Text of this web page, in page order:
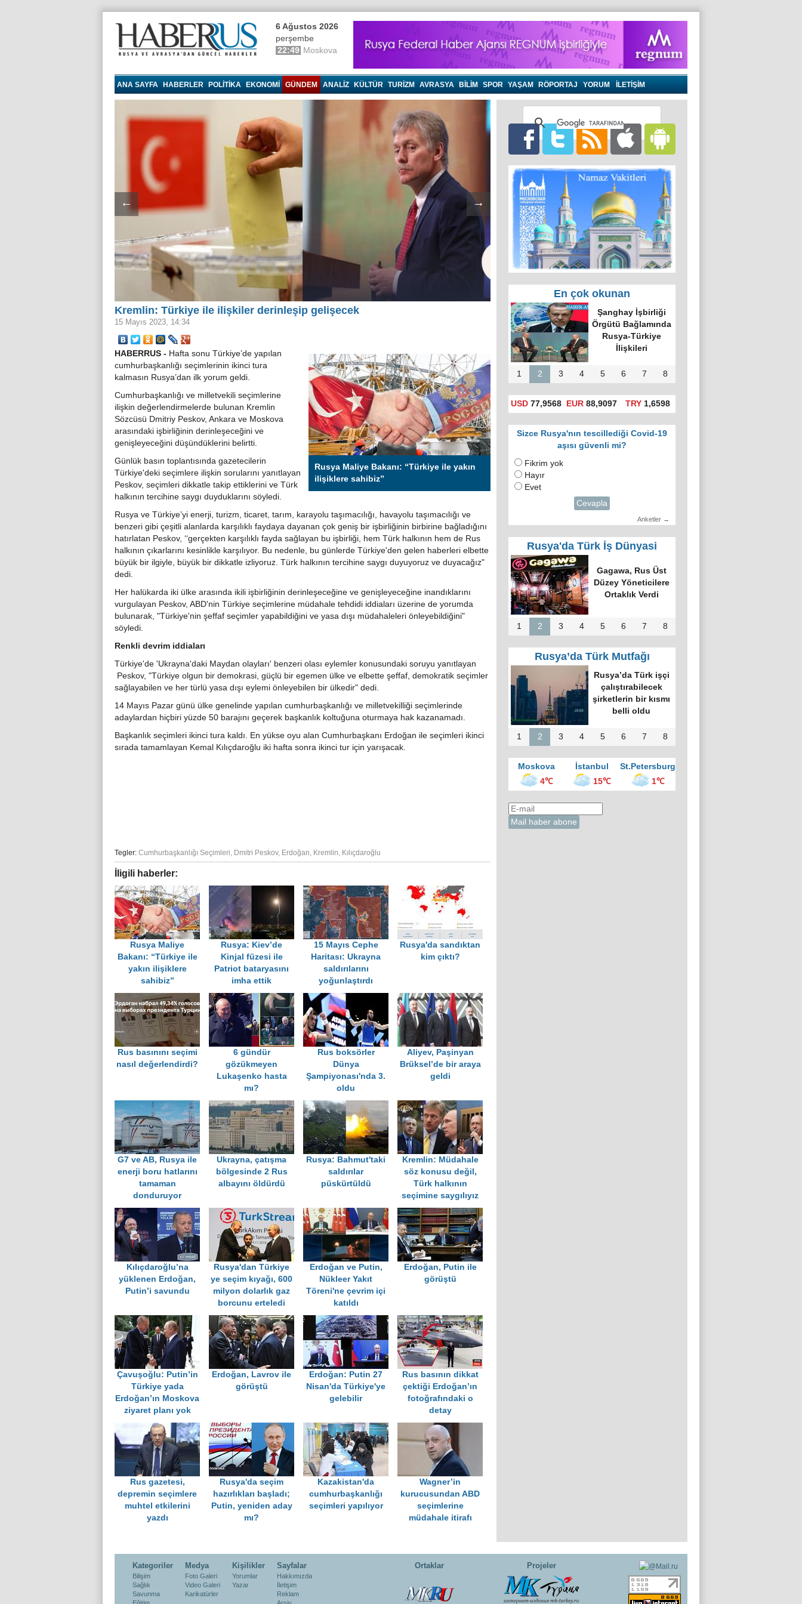
6 Ağustos 2026
perşembe
22:49 Moskova
ANA SAYFA HABERLER POLITIKA EKONOMI GÜNDEM ANALIZ KÜLTÜR TURIZM AVRASYA BILIM SPOR YAŞAM RÖPORTAJ YORUM İLETİŞİM
← →
Kremlin: Türkiye ile ilişkiler derinleşip gelişecek
15 Mayıs 2023, 14:34
Rusya Maliye Bakanı: “Türkiye ile yakın
ilişiklere sahibiz”
HABERRUS - Hafta sonu Türkiye’de yapılan
cumhurbaşkanlığı seçimlerinin ikinci tura
kalmasın Rusya’dan ilk yorum geldi.
Cumhurbaşkanlığı ve milletvekili seçimlerine
ilişkin değerlendirmelerde bulunan Kremlin
Sözcüsü Dmitriy Peskov, Ankara ve Moskova
arasındaki işbirliğinin derinleşeceğini ve
genişleyeceğini düşündüklerini belirtti.
Günlük basın toplantısında gazetecilerin
Türkiye'deki seçimlere ilişkin sorularını yanıtlayan
Peskov, seçimleri dikkatle takip ettiklerini ve Türk
halkının tercihine saygı duyduklarını söyledi.
Rusya ve Türkiye’yi enerji, turizm, ticaret, tarım, karayolu taşımacılığı, havayolu taşımacılığı ve
benzeri gibi çeşitli alanlarda karşılıklı faydaya dayanan çok geniş bir işbirliğinin birbirine bağladığını
hatırlatan Peskov, ‘‘gerçekten karşılıklı fayda sağlayan bu işbirliği, hem Türk halkının hem de Rus
halkının çıkarlarını kesinlikle karşılıyor. Bu nedenle, bu günlerde Türkiye'den gelen haberleri elbette
büyük bir ilgiyle, büyük bir dikkatle izliyoruz. Türk halkının tercihine saygı duyuyoruz ve duyacağız"
dedi.
Her halükarda iki ülke arasında ikili işbirliğinin derinleşeceğine ve genişleyeceğine inandıklarını
vurgulayan Peskov, ABD'nin Türkiye seçimlerine müdahale tehdidi iddiaları üzerine de yorumda
bulunarak, "Türkiye'nin şeffaf seçimler yapabildiğini ve yasa dışı müdahaleleri önleyebildiğini"
söyledi.
Renkli devrim iddiaları
Türkiye'de 'Ukrayna'daki Maydan olayları' benzeri olası eylemler konusundaki soruyu yanıtlayan
Peskov, "Türkiye olgun bir demokrasi, güçlü bir egemen ülke ve elbette şeffaf, demokratik seçimler
sağlayabilen ve her türlü yasa dışı eylemi önleyebilen bir ülkedir" dedi.
14 Mayıs Pazar günü ülke genelinde yapılan cumhurbaşkanlığı ve milletvekilliği seçimlerinde
adaylardan hiçbiri yüzde 50 barajını geçerek başkanlık koltuğuna oturmaya hak kazanamadı.
Başkanlık seçimleri ikinci tura kaldı. En yükse oyu alan Cumhurbaşkanı Erdoğan ile seçimleri ikinci
sırada tamamlayan Kemal Kılıçdaroğlu iki hafta sonra ikinci tur için yarışacak.
Tegler: Cumhurbaşkanlığı Seçimleri, Dmitri Peskov, Erdoğan, Kremlin, Kılıçdaroğlu
İligili haberler:
Rusya Maliye
Bakanı: “Türkiye ile
yakın ilişiklere
sahibiz”
Rusya: Kiev’de
Kinjal füzesi ile
Patriot bataryasını
imha ettik
15 Mayıs Cephe
Haritası: Ukrayna
saldırılarını
yoğunlaştırdı
Rusya'da sandıktan
kim çıktı?
Rus basınını seçimi
nasıl değerlendirdi?
6 gündür
gözükmeyen
Lukaşenko hasta
mı?
Rus boksörler
Dünya
Şampiyonası'nda 3.
oldu
Aliyev, Paşinyan
Brüksel’de bir araya
geldi
G7 ve AB, Rusya ile
enerji boru hatlarını
tamaman
donduruyor
Ukrayna, çatışma
bölgesinde 2 Rus
albayını öldürdü
Rusya: Bahmut'taki
saldırılar
püskürtüldü
Kremlin: Müdahale
söz konusu değil,
Türk halkının
seçimine saygılıyız
Kılıçdaroğlu’na
yüklenen Erdoğan,
Putin’i savundu
Rusya'dan Türkiye
ye seçim kıyağı, 600
milyon dolarlık gaz
borcunu erteledi
Erdoğan ve Putin,
Nükleer Yakıt
Töreni'ne çevrim içi
katıldı
Erdoğan, Putin ile
görüştü
Çavuşoğlu: Putin’in
Türkiye yada
Erdoğan’ın Moskova
ziyaret planı yok
Erdoğan, Lavrov ile
görüştü
Erdoğan: Putin 27
Nisan'da Türkiye'ye
gelebilir
Rus basının dikkat
çektiği Erdoğan’ın
fotoğrafındaki o
detay
Rus gazetesi,
depremin seçimlere
muhtel etkilerini
yazdı
Rusya'da seçim
hazırlıkları başladı;
Putin, yeniden aday
mı?
Kazakistan'da
cumhurbaşkanlığı
seçimleri yapılıyor
Wagner’in
kurucusundan ABD
seçimlerine
müdahale itirafı
En çok okunan
Rusya'da hatalı celp
için itiraz e-devlet
(gosuslugi)
üzerinden
yapılacak!
1 2 3 4 5 6 7 8
USD 77,9568 EUR 88,9097 TRY1,6598
Sizce Rusya'nın tescillediği Covid-19
aşısı güvenli mi?
Fikrim yok
Hayır
Evet
Cevapla
Anketler →
Rusya'da Türk İş Dünyasi
Türk Dünyasında
Tek Bilgi Alanı
Hedefi: Bişkek
Zirvesi ve Yeni
İnsiyatifler
1 2 3 4 5 6 7 8
Rusya’da Türk Mutfağı
Moskova’nın en
büyük kültür
merkezinde “Türk
Kahvesi Gecesi”
düzenlendi
1 2 3 4 5 6 7 8
Moskova İstanbul
St.Petersburg
4℃
15℃ 1℃
Kategoriler
Bilişim
Sağlık
Savunma
Medya
Foto Galeri
Video Galeri
Karikatürler
Kişilikler
Yorumlar
Yazar
Sayfalar
Hakkımızda
İletişim
Reklam
Ortaklar Projeler